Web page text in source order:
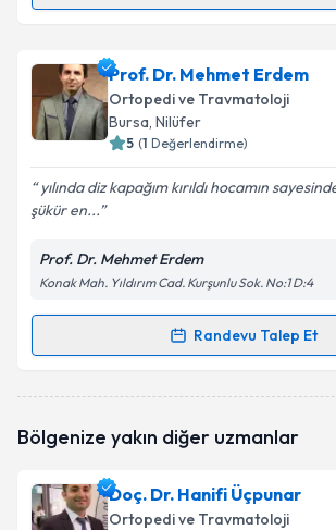
takvim hazırlandığında e-posta ile
E-posta Adresiniz
kapsamda işlenmesini kabul
Takvim Talebini
Prof. Dr. Mehmet Erdem
Ortopedi ve Travmatoloji
Bursa, Nilüfer
5 (1 Değerlendirme)
yılında diz kapağım kırıldı hocamın
şükür en...
Prof. Dr. Mehmet Erdem
Konak Mah. Yıldırım Cad. Kurşunlu Sok. No:1 D:4
Randevu Talep Et
Randevu Takvimi Talebi
oluşturun. Size bu uzmandan randevu
E-posta Adresiniz
Bölgenize yakın diğer uzmanlar
Doç. Dr. Hanifi Üçpunar
Ortopedi ve Travmatoloji